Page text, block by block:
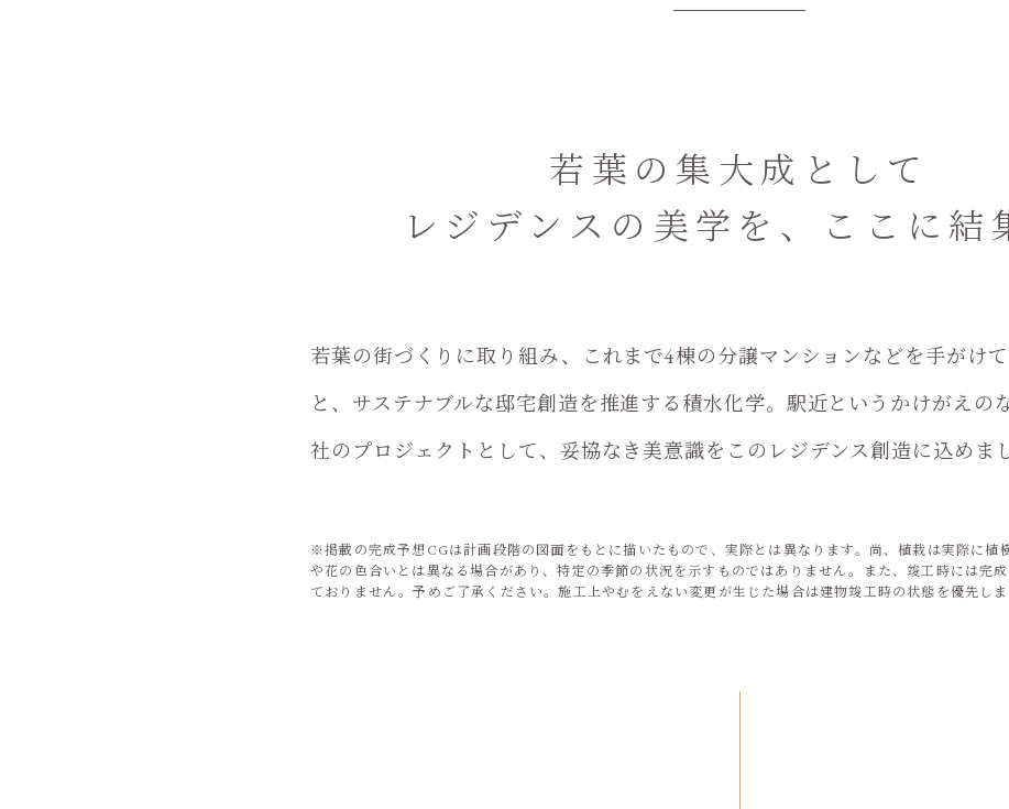
若葉の集大成として
レジデンスの美学を、
ここに結
若葉の街づくりに取り組み、これまで4棟の分譲マンションなどを手がけ
と、サステナブルな邸宅創造を推進する積水化学。駅近というかけがえの
社のプロジェクトとして、妥協なき美意識をこのレジデンス創造に込めま
※掲載の完成予想CGは計画段階の図面をもとに描いたもので、実際とは異なります。尚、植栽は実際に植
や花の色合いとは異なる場合があり、特定の季節の状況を示すものではありません。また、竣工時には完
ておりません。予めご了承ください。施工上やむをえない変更が生じた場合は建物竣工時の状態を優先しま